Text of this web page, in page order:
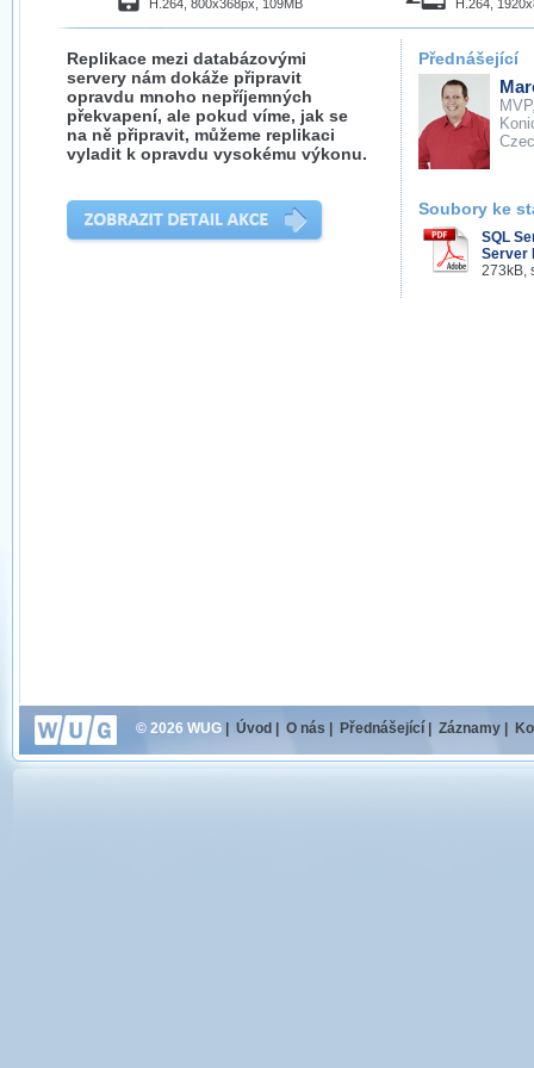
H.264, 800x368px, 109MB H.264,
Replikace mezi databázovými
servery nám dokáže připravit
opravdu mnoho nepříjemných
překvapení, ale pokud víme, jak se
na ně připravit, můžeme replikaci
vyladit k opravdu vysokému výkonu.
Přednášející
Soubory ke
SQL
Server
273kB,
© 2026 WUG Úvod O nás Přednášející Záznamy